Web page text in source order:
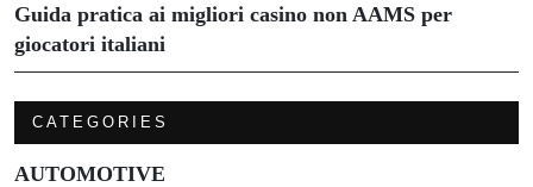
Guida pratica ai migliori casino non AAMS per
giocatori italiani
CATEGORIES
AUTOMOTIVE